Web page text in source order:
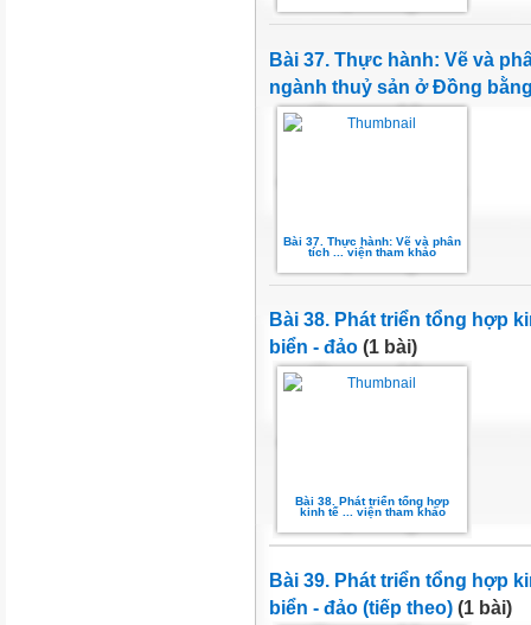
Bài 37. Thực hành: Vẽ và
ngành thuỷ sản ở Đồng
Bài 37. Thực hành: Vẽ và phân
tích ... viện tham khảo
Bài 38. Phát triển tổng hợp
biển - đảo (1 bài)
Bài 38. Phát triển tổng hợp
kinh tế ... viện tham khảo
Bài 39. Phát triển tổng hợp
biển - đảo (tiếp theo) (1 bài)